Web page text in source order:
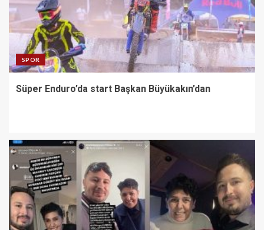
SPOR
Süper Enduro’da start Başkan Büyükakın’dan